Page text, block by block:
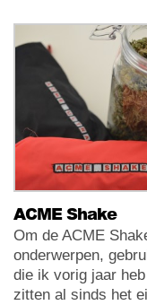
ACME Shake
Om de ACME
onderwerpen,
die ik vorig jaar
zitten al sinds het